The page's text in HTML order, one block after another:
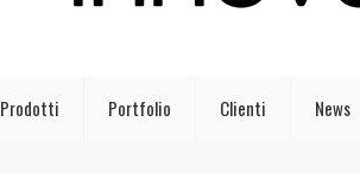
Prodotti Portfolio Clienti News